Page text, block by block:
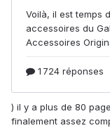
) il y a plus de 80
finalement assez